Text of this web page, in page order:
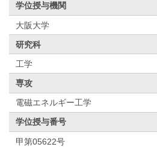
学位授与機関
大阪大学
研究科
工学
専攻
電磁エネルギー工学
学位授与番号
甲第05622号